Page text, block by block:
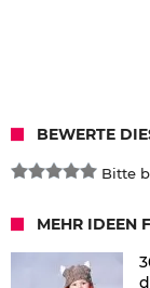
BEWERTE
Bitte
MEHR IDEEN